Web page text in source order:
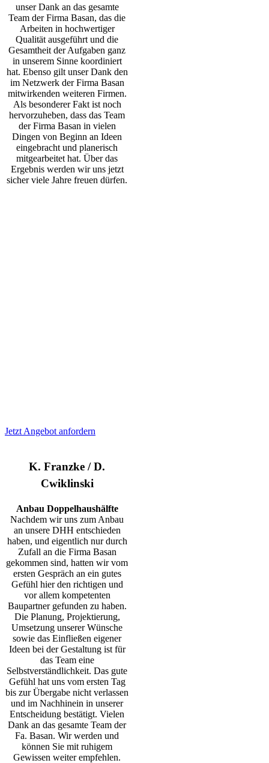
unser Dank an das gesamte
Team der Firma Basan, das die
Arbeiten in hochwertiger
Qualität ausgeführt und die
Gesamtheit der Aufgaben ganz
in unserem Sinne koordiniert
hat. Ebenso gilt unser Dank den
im Netzwerk der Firma Basan
mitwirkenden weiteren Firmen.
Als besonderer Fakt ist noch
hervorzuheben, dass das Team
der Firma Basan in vielen
Dingen von Beginn an Ideen
eingebracht und planerisch
mitgearbeitet hat. Über das
Ergebnis werden wir uns jetzt
sicher viele Jahre freuen dürfen.
Jetzt Angebot anfordern
K. Franzke / D.
Cwiklinski
Anbau Doppelhaushälfte
Nachdem wir uns zum Anbau
an unsere DHH entschieden
haben, und eigentlich nur durch
Zufall an die Firma Basan
gekommen sind, hatten wir vom
ersten Gespräch an ein gutes
Gefühl hier den richtigen und
vor allem kompetenten
Baupartner gefunden zu haben.
Die Planung, Projektierung,
Umsetzung unserer Wünsche
sowie das Einfließen eigener
Ideen bei der Gestaltung ist für
das Team eine
Selbstverständlichkeit. Das gute
Gefühl hat uns vom ersten Tag
bis zur Übergabe nicht verlassen
und im Nachhineinin unserer
Entscheidung bestätigt.Vielen
Dank an das gesamte Team der
Fa. Basan. Wir werden und
können Sie mit ruhigem
Gewissen weiter empfehlen.